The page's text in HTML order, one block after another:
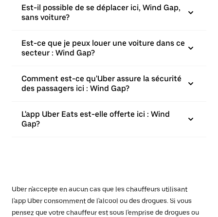
Est-il possible de se déplacer ici, Wind Gap,
sans voiture?
Est-ce que je peux louer une voiture dans ce
secteur : Wind Gap?
Comment est-ce qu'Uber assure la sécurité
des passagers ici : Wind Gap?
L'app Uber Eats est-elle offerte ici : Wind
Gap?
Uber n'accepte en aucun cas que les chauffeurs utilisant
l'app Uber consomment de l'alcool ou des drogues. Si vous
pensez que votre chauffeur est sous l'emprise de drogues ou